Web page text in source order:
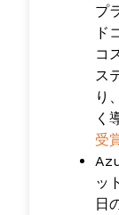
プ
ド
コ
ス
り
く
受
ッ
日